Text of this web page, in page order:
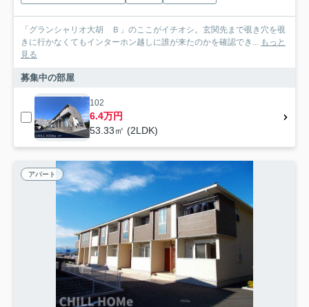
「グランシャリオ大胡 Ｂ」のここがイチオシ。玄関先まで覗き穴を覗
きに行かなくてもインターホン越しに誰が来たのかを確認でき... もっと
見る
募集中の部屋
102
6.4万円
53.33㎡ (2LDK)
アパート